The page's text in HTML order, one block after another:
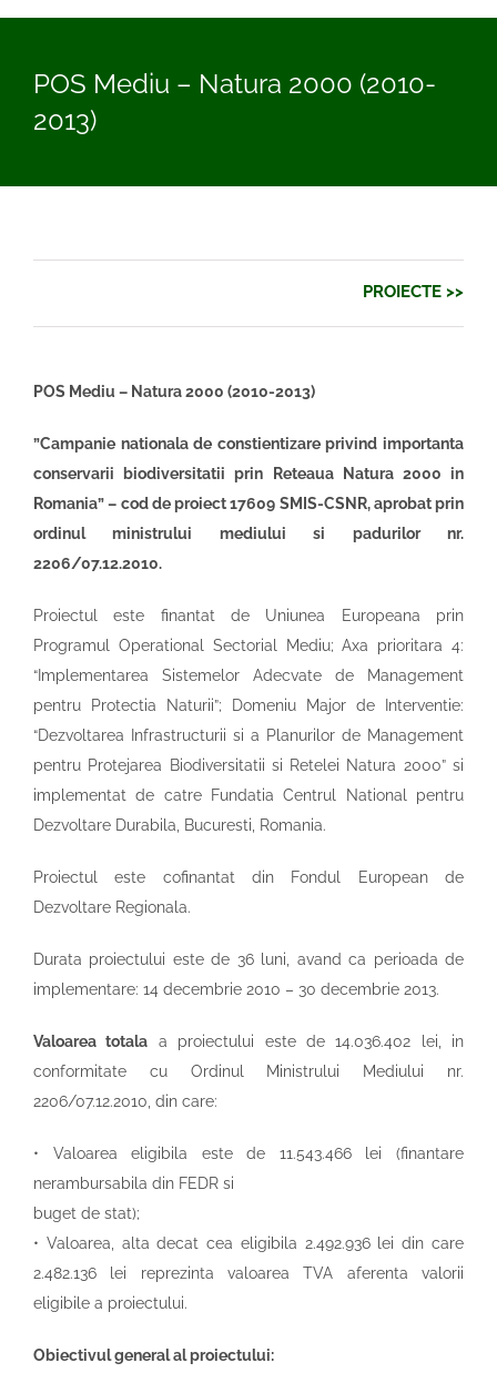
POS Mediu – Natura 2000 (2010-
2013)
PROIECTE >>
POS Mediu – Natura 2000 (2010-2013)
”Campanie nationala de constientizare privind importanta
conservarii biodiversitatii prin Reteaua Natura 2000 in
Romania” – cod de proiect 17609 SMIS-CSNR, aprobat prin
ordinul ministrului mediului si padurilor nr.
2206/07.12.2010.
Proiectul este finantat de Uniunea Europeana prin
Programul Operational Sectorial Mediu; Axa prioritara 4:
“Implementarea Sistemelor Adecvate de Management
pentru Protectia Naturii”; Domeniu Major de Interventie:
“Dezvoltarea Infrastructurii si a Planurilor de Management
pentru Protejarea Biodiversitatii si Retelei Natura 2000” si
implementat de catre Fundatia Centrul National pentru
Dezvoltare Durabila, Bucuresti, Romania.
Proiectul este cofinantat din Fondul European de
Dezvoltare Regionala.
Durata proiectului este de 36 luni, avand ca perioada de
implementare: 14 decembrie 2010 – 30 decembrie 2013.
Valoarea totala a proiectului este de 14.036.402 lei, in
conformitate cu Ordinul Ministrului Mediului nr.
2206/07.12.2010, din care:
• Valoarea eligibila este de 11.543.466 lei (finantare
nerambursabila din FEDR si
buget de stat);
• Valoarea, alta decat cea eligibila 2.492.936 lei din care
2.482.136 lei reprezinta valoarea TVA aferenta valorii
eligibile a proiectului.
Obiectivul general al proiectului: